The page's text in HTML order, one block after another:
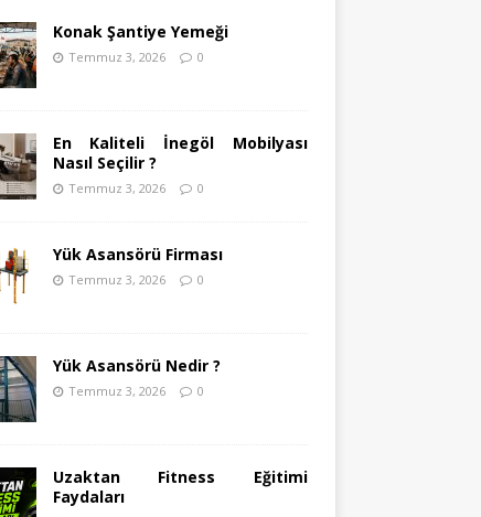
Konak Şantiye Yemeği
Temmuz 3, 2026 0
En Kaliteli İnegöl Mobilyası
Nasıl Seçilir ?
Temmuz 3, 2026 0
Yük Asansörü Firması
Temmuz 3, 2026 0
Yük Asansörü Nedir ?
Temmuz 3, 2026 0
Uzaktan Fitness Eğitimi
Faydaları